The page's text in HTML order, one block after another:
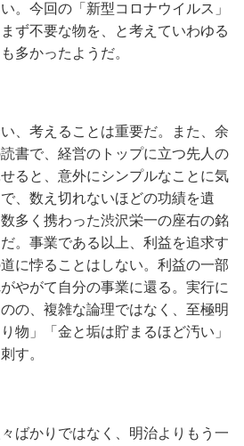
。今回の「新型コロナウイルス」
ず不要な物を、と考えていわゆる
多かったようだ。
、考えることは重要だ。また、余
書で、経営のトップに立つ先人の
ると、意外にシンプルなことに気
、数え切れないほどの功績を遺
多く携わった渋沢栄一の座右の銘
。事業である以上、利益を追求す
に悖ることはしない。利益の一部
やがて自分の事業に還る。実行に
の、複雑な論理ではなく、至極明
物」「金と垢は貯まるほど汚い」
す。
ばかりではなく、明治よりもう一